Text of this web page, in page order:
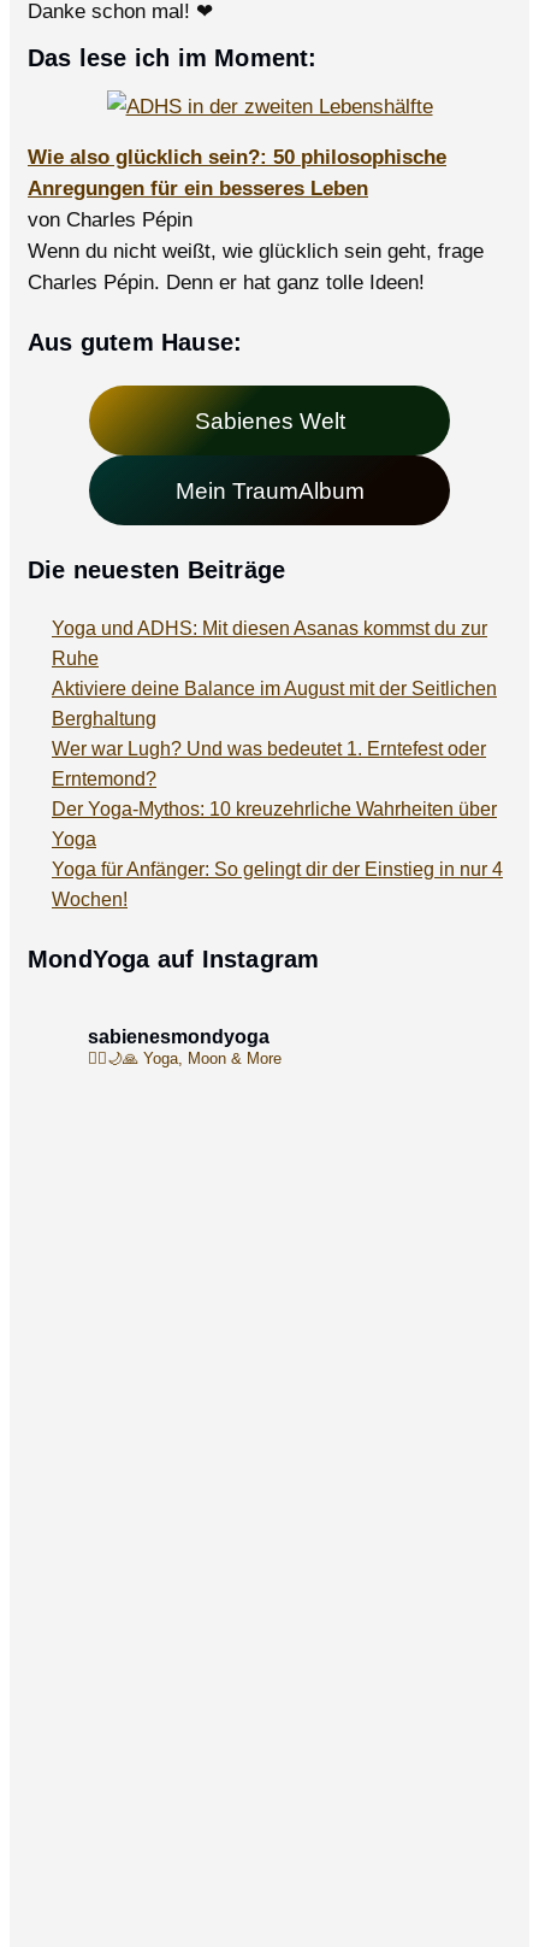
Danke schon mal! ❤
Das lese ich im Moment:
Wie also glücklich sein?: 50 philosophische
Anregungen für ein besseres Leben
von Charles Pépin
Wenn du nicht weißt, wie glücklich sein geht, frage
Charles Pépin. Denn er hat ganz tolle Ideen!
Aus gutem Hause:
Sabienes Welt
Mein TraumAlbum
Die neuesten Beiträge
Yoga und ADHS: Mit diesen Asanas kommst du zur
Ruhe
Aktiviere deine Balance im August mit der Seitlichen
Berghaltung
Wer war Lugh? Und was bedeutet 1. Erntefest oder
Erntemond?
Der Yoga-Mythos: 10 kreuzehrliche Wahrheiten über
Yoga
Yoga für Anfänger: So gelingt dir der Einstieg in nur 4
Wochen!
MondYoga auf Instagram
sabienesmondyoga
🧘‍♀️🌙🙏 Yoga, Moon & More